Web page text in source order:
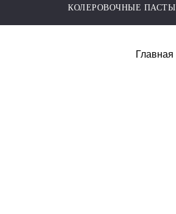
КОЛЕРОВОЧНЫЕ ПАСТЫ
Главная